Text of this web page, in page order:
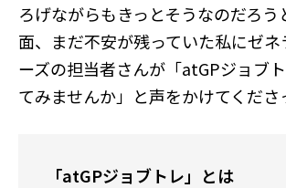
ろげながらもきっとそうなのだろう
面、まだ不安が残っていた私にゼ
ーズの担当者さんが「atGPジョブ
てみませんか」と声をかけてくださ
「atGPジョブトレ」とは